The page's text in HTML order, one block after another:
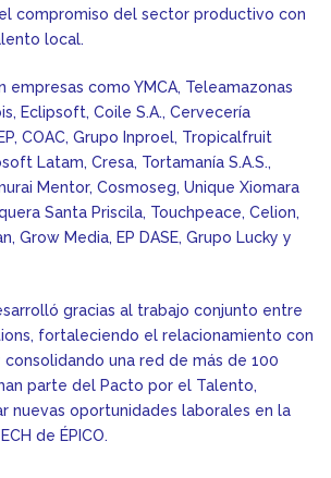
compromiso del sector productivo con
local.
empresas como YMCA, Teleamazonas
Eclipsoft, Coile S.A., Cervecería
COAC, Grupo Inproel, Tropicalfruit
Latam, Cresa, Tortamanía S.A.S.,
Mentor, Cosmoseg, Unique Xiomara
Santa Priscila, Touchpeace, Celion,
Grow Media, EP DASE, Grupo Lucky y
gracias al trabajo conjunto entre
fortaleciendo el relacionamiento con
consolidando una red de más de 100
parte del Pacto por el Talento,
nuevas oportunidades laborales en la
de ÉPICO.